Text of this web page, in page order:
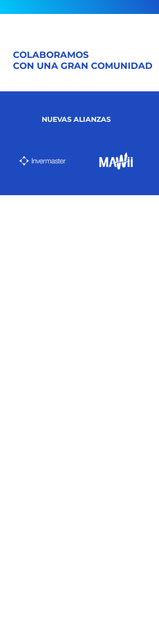
COLABORAMOS
CON UNA GRAN COMUNIDAD
NUEVAS ALIANZAS